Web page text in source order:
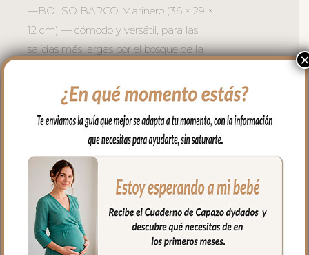
—BOLSO BARCO Marinero (36 × 29 ×
12 cm) — cómodo y versátil, para las
salidas más largas por el bosque de la
exterior para el acceso rápido a lo más
usado. En el interior también bolsillos en
un lateral para llevar todo organizado
—ORGANIZADOR XL Marinero (38 × 27
× 12 cm) — para la mamá que necesita
tenerlo todo a mano al instante. Asa
larga en el interior. Bolsillo exterior para el
acceso rápido a lo más usado. En el
interior también bolsillos en todos los
×